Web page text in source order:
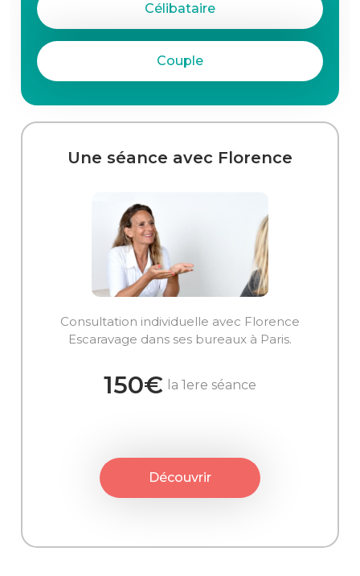
Célibataire
Couple
Une séance avec Florence
Consultation individuelle avec Florence
Escaravage dans ses bureaux à Paris.
150€ la 1ere séance
Découvrir